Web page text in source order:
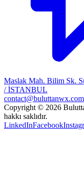
Maslak Mah. Bilim Sk.
/ İSTANBUL
contact@buluttanwx.com
Copyright © 2026
hakkı saklıdır.
LinkedInFacebook